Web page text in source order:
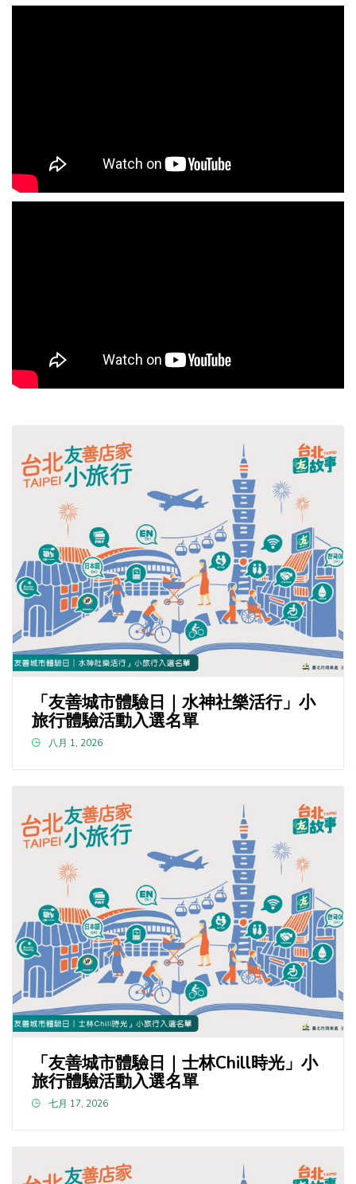
「友善城市體驗日｜水神社樂活行」小
旅行體驗活動入選名單
八月 1, 2026
「友善城市體驗日｜士林Chill時光」小
旅行體驗活動入選名單
七月 17, 2026